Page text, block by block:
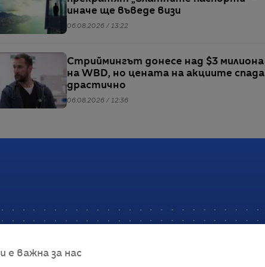
иначе ще въведе визи
06.08.2026 / 13:22
Стриймингът донесе над $3 милиона
на WBD, но цената на акциите спада
драстично
06.08.2026 / 12:36
е важна за нас